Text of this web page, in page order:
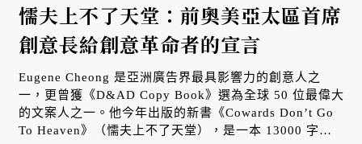
懦夫上不了天堂：前奧美亞太區首席
創意長給創意革命者的宣言
Eugene Cheong 是亞洲廣告界最具影響力的創意人之
一，更曾獲《D&AD Copy Book》選為全球 50 位最偉大
的文案人之一。他今年出版的新書《Cowards Don’t Go
To Heaven》（懦夫上不了天堂），是一本 13000 字的